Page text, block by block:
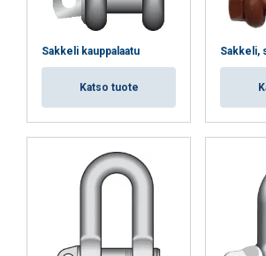
Sakkeli kauppalaatu
Katso tuote
Sakkeli,